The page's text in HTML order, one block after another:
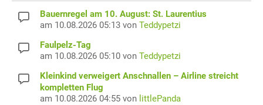
Bauernregel am 10. August: St. Laurentius
am 10.08.2026 05:13 von Teddypetzi
Faulpelz-Tag
am 10.08.2026 05:10 von Teddypetzi
Kleinkind verweigert Anschnallen – Airline streicht
kompletten Flug
am 10.08.2026 04:55 von littlePanda